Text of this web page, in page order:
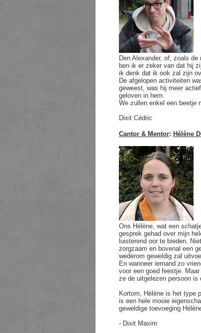
Den Alexander, of, zoals
ben ik er zeker van dat hij
ik denk dat ik ook zal zijn
De afgelopen activiteiten
geweest, was hij meer
geloven in hem.
We zullen enkel een beetje
Dixit Cédric
Cantor & Mentor: Hélène
Ons Hélène, wat een
gesprek gehad over mijn
luisterend oor te bieden.
zorgzaam en bovenal een
wederom geweldig zal
En wanneer iemand zo
voor een goed feestje.
ze de uitgelezen persoon is
Kortom, Hélène is het type
is een hele mooie
geweldige toevoeging
- Dixit Maxim